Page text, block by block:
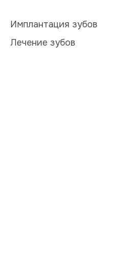
Имплантация зубов
Лечение зубов